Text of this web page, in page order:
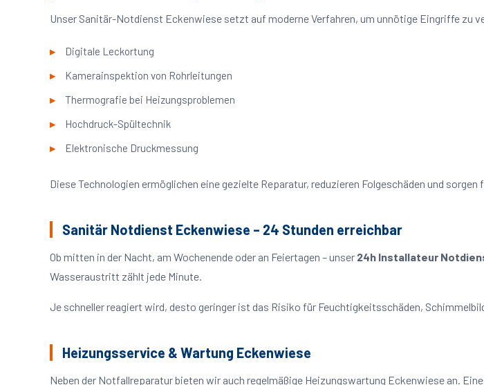
Unser Sanitär-Notdienst Eckenwiese setzt auf moderne Verfahren, um unnötige Eingriffe zu
Digitale Leckortung
Kamerainspektion von Rohrleitungen
Thermografie bei Heizungsproblemen
Hochdruck-Spültechnik
Elektronische Druckmessung
Diese Technologien ermöglichen eine gezielte Reparatur, reduzieren Folgeschäden und
Sanitär Notdienst Eckenwiese – 24 Stunden erreichbar
Ob mitten in der Nacht, am Wochenende oder an Feiertagen – unser 24h Installateur
Wasseraustritt zählt jede Minute.
Je schneller reagiert wird, desto geringer ist das Risiko für Feuchtigkeitsschäden,
Heizungsservice & Wartung Eckenwiese
Neben der Notfallreparatur bieten wir auch regelmäßige Heizungswartung Eckenwiese an.